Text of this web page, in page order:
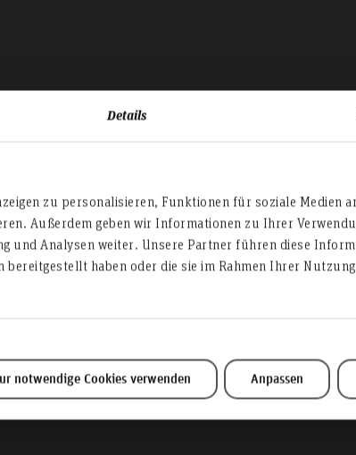
Details
zu personalisieren, Funktionen für soziale Medien
Außerdem geben wir Informationen zu Ihrer
und Analysen weiter. Unsere Partner führen diese
bereitgestellt haben oder die sie im Rahmen Ihrer
notwendige Cookies verwenden Anpassen
zum
Netzwerk
Arbeit